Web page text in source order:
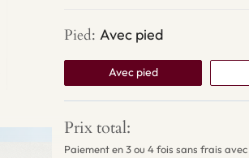
Pied: Avec pied
Avec pied
Prix total:
Paiement en 3 ou 4 fois sans frais